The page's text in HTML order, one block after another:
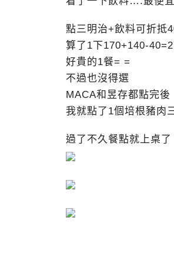
點三明治+飲料可折抵
算了1下170+140-
好貴的1餐= =
不過也沒得選
MACA和昱存都點完後
我就點了1個培根豬肉
過了不久餐點就上桌了